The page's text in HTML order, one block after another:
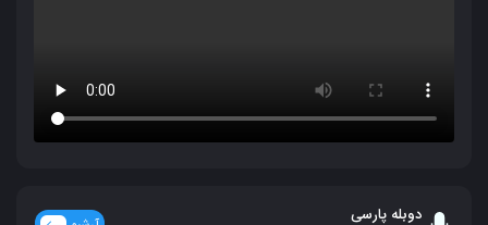
دوبله پارسی